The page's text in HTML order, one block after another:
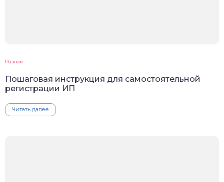
Разное
Пошаговая инструкция для самостоятельной
регистрации ИП
Читать далее